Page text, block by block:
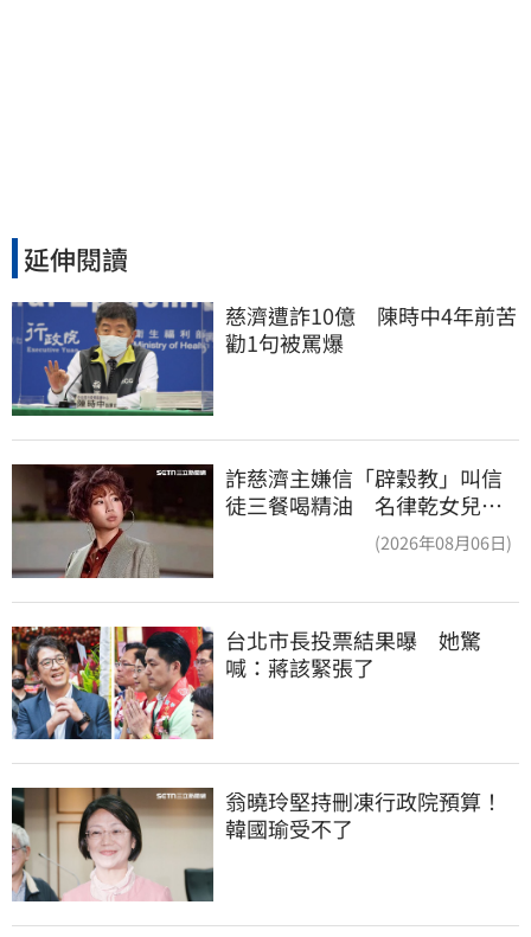
延伸閱讀
慈濟遭詐10億　陳時中4年前苦
勸1句被罵爆
詐慈濟主嫌信「辟穀教」叫信
徒三餐喝精油 名律乾女兒卻
(2026年08月06日)
台北市長投票結果曝　她驚
喊：蔣該緊張了
翁曉玲堅持刪凍行政院預算！
韓國瑜受不了